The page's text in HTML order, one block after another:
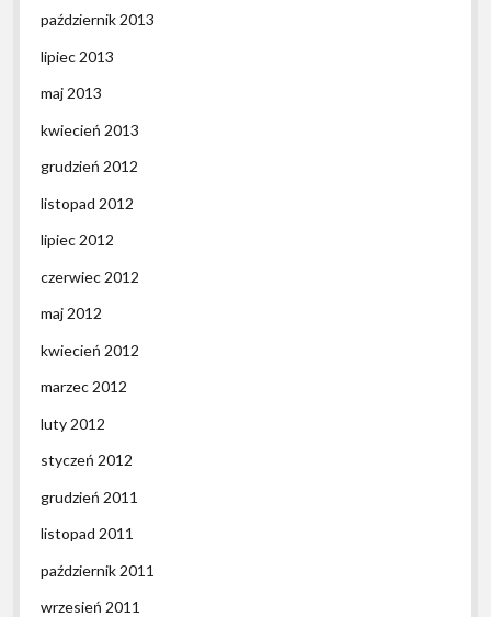
październik 2013
lipiec 2013
maj 2013
kwiecień 2013
grudzień 2012
listopad 2012
lipiec 2012
czerwiec 2012
maj 2012
kwiecień 2012
marzec 2012
luty 2012
styczeń 2012
grudzień 2011
listopad 2011
październik 2011
wrzesień 2011